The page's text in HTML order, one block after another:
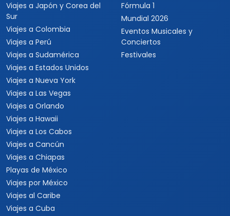
Viajes a Japón y Corea del
Sur
Viajes a Colombia
Viajes a Perú
Viajes a Sudamérica
Viajes a Estados Unidos
Viajes a Nueva York
Viajes a Las Vegas
Viajes a Orlando
Viajes a Hawaii
Viajes a Los Cabos
Viajes a Cancún
Viajes a Chiapas
Playas de México
Viajes por México
Viajes al Caribe
Viajes a Cuba
Fórmula 1
Mundial 2026
Eventos Musicales y
Conciertos
Festivales